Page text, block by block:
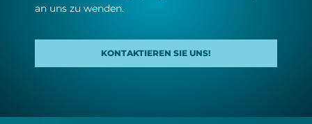
an uns zu wen­den.
KONTAKTIEREN SIE UNS!